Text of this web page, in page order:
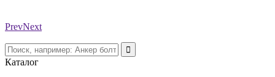
PrevNext
Каталог